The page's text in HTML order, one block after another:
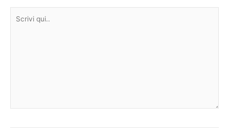
Scrivi